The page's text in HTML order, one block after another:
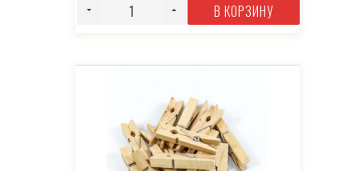
В КОРЗИНУ